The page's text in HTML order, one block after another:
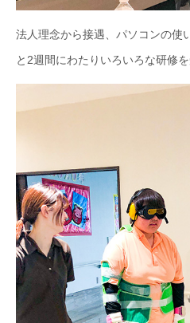
法人理念から接遇、パソコンの使
と2週間にわたりいろいろな研修